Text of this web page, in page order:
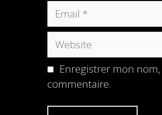
Enregistrer mon
commentaire.